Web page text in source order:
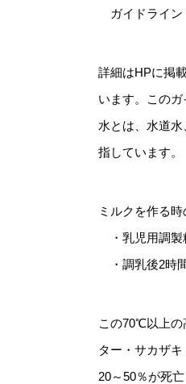
ガイドライン
詳細はHPに掲
います。この
水とは、水道
指しています。
ミルクを作る時
・乳児用調製
・調乳後2時
この70℃以上の
ター・サカザ
20～50％が死